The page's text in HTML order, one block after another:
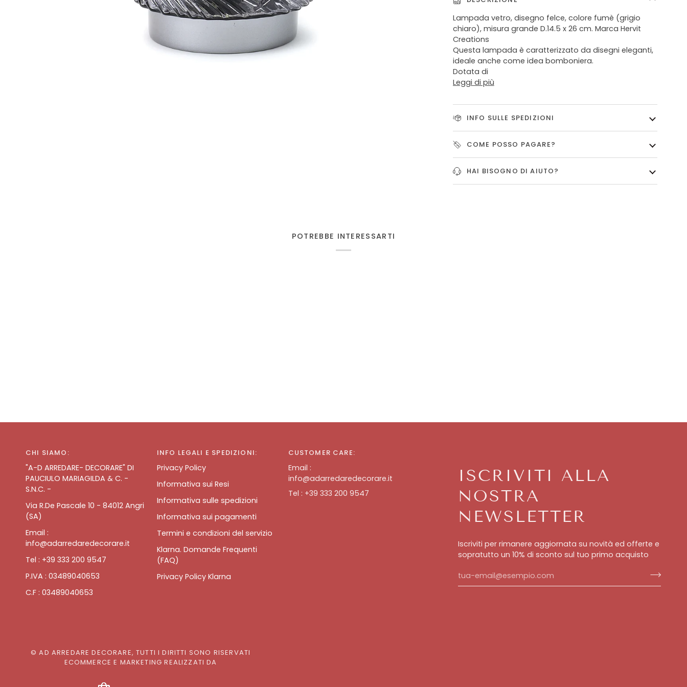
Lampada vetro, disegno felce, colore fumè (grigio
chiaro), misura grande D.14.5 x 26 cm. Marca Hervit
Creations
Questa lampada è caratterizzato da disegni eleganti,
ideale anche come idea bomboniera.
Dotata di
Leggi di più
INFO SULLE SPEDIZIONI
COME POSSO PAGARE?
HAI BISOGNO DI AIUTO?
POTREBBE INTERESSARTI
ISCRIVITI ALLA
NOSTRA
NEWSLETTER
Iscriviti per rimanere aggiornata su novità ed offerte e
sopratutto un 10% di sconto sul tuo primo acquisto
CHI SIAMO:
"A-D ARREDARE- DECORARE" DI
PAUCIULO MARIAGILDA & C. -
S.N.C. -
Via R.De Pascale 10 - 84012 Angri
(SA)
Email :
info@adarredaredecorare.it
Tel : +39 333 200 9547
P.IVA : 03489040653
C.F : 03489040653
INFO LEGALI E SPEDIZIONI:
Privacy Policy
Informativa sui Resi
Informativa sulle spedizioni
Informativa sui pagamenti
Termini e condizioni del servizio
Klarna. Domande Frequenti
(FAQ)
Privacy Policy Klarna
CUSTOMER CARE:
Email :
info@adarredaredecorare.it
Tel : +39 333 200 9547
© AD ARREDARE DECORARE, TUTTI I DIRITTI SONO RISERVATI
ECOMMERCE E MARKETING REALIZZATI DA